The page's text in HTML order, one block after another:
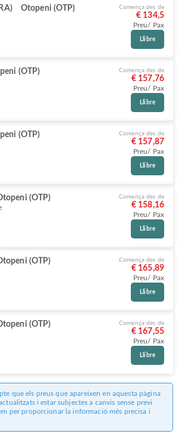
Otopeni (OTP) Comença des de
€ 134,5
Preu/ Pax
Llibre
(OTP) Comença des de
€ 157,76
Preu/ Pax
Llibre
(OTP) Comença des de
€ 157,87
Preu/ Pax
Llibre
(OTP) Comença des de
€ 158,16
Preu/ Pax
Llibre
(OTP) Comença des de
€ 165,89
Preu/ Pax
Llibre
(OTP) Comença des de
€ 167,55
Preu/ Pax
Llibre
que els preus que apareixen en aquesta pàgina
i estar subjectes a canvis sense previ
per proporcionar la informació més precisa i